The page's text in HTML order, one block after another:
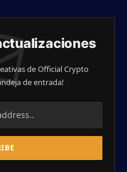
de Official Crypto
de entrada!